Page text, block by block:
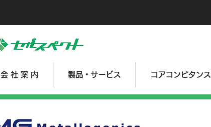
会 社 案 内 製品・サービス コアコンピタンス